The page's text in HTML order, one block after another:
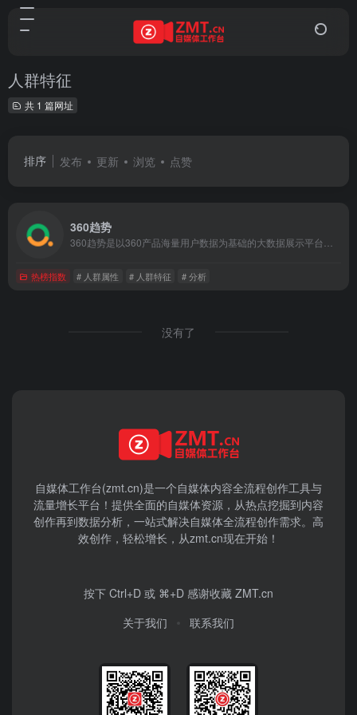
人群特征
共 1 篇网址
排序 发布 更新 浏览 点赞
360趋势
热榜指数 # 人群属性 # 人群特征 # 分析
没有了
自媒体工作台(zmt.cn)是一个自媒体内容全流程创作工具与
流量增长平台！提供全面的自媒体资源，从热点挖掘到内容
创作再到数据分析，一站式解决自媒体全流程创作需求。高
效创作，轻松增长，从zmt.cn现在开始！
按下 Ctrl+D 或 ⌘+D 感谢收藏 ZMT.cn
关于我们
联系我们